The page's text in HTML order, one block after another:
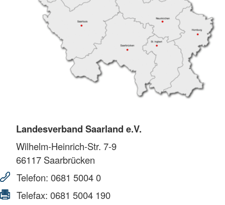
Landesverband Saarland e.V.
Wilhelm-Heinrich-Str. 7-9
66117 Saarbrücken
Telefon: 0681 5004 0
Telefax: 0681 5004 190